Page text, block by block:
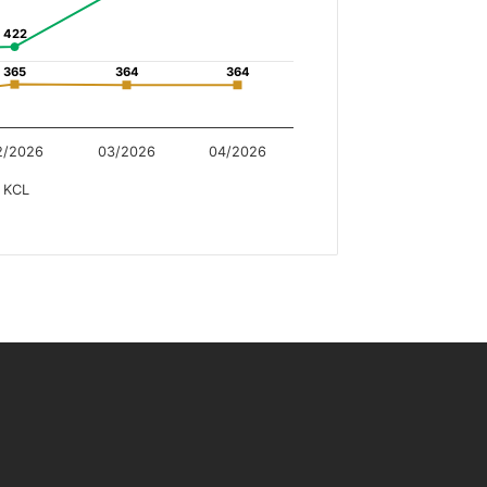
422
422
365
365 364
364 364
364
KCL
2026 03/2026 04/2026